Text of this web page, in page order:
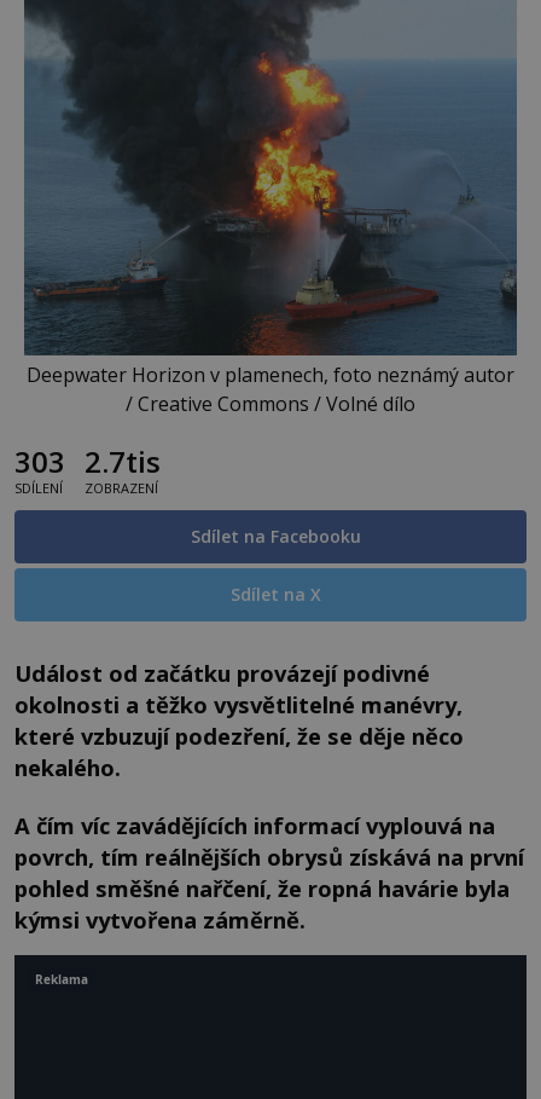
Deepwater Horizon v plamenech, foto neznámý autor
/ Creative Commons / Volné dílo
303
SDÍLENÍ
2.7tis
ZOBRAZENÍ
Sdílet na Facebooku
Sdílet na X
Událost od začátku provázejí podivné
okolnosti a těžko vysvětlitelné manévry,
které vzbuzují podezření, že se děje něco
nekalého.
A čím víc zavádějících informací vyplouvá na
povrch, tím reálnějších obrysů získává na první
pohled směšné nařčení, že ropná havárie byla
kýmsi vytvořena záměrně.
Reklama